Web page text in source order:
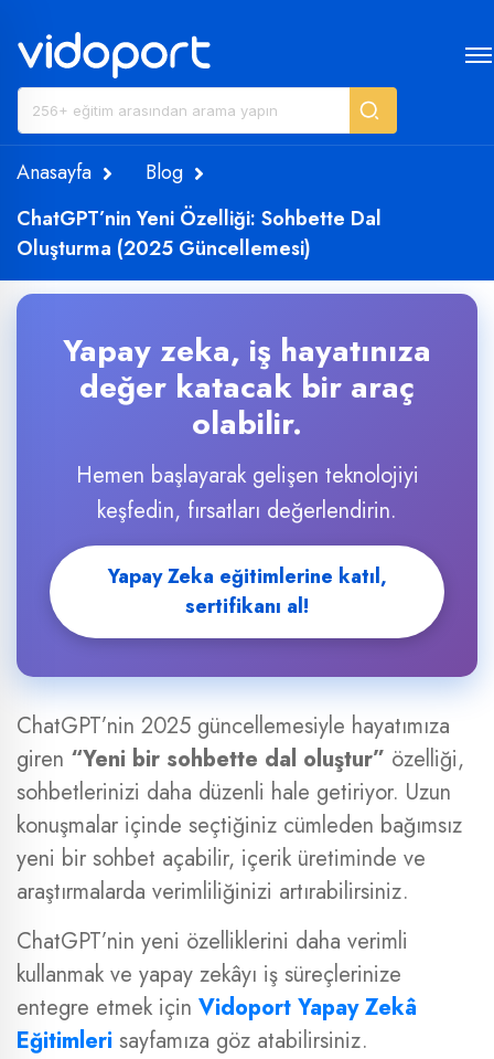
Anasayfa
Blog
ChatGPT’nin Yeni Özelliği: Sohbette Dal
Oluşturma (2025 Güncellemesi)
Yapay zeka, iş hayatınıza
değer katacak bir araç
olabilir.
Hemen başlayarak gelişen teknolojiyi
keşfedin, fırsatları değerlendirin.
Yapay Zeka eğitimlerine katıl,
sertifikanı al!
ChatGPT’nin 2025 güncellemesiyle hayatımıza
giren “Yeni bir sohbette dal oluştur” özelliği,
sohbetlerinizi daha düzenli hale getiriyor. Uzun
konuşmalar içinde seçtiğiniz cümleden bağımsız
yeni bir sohbet açabilir, içerik üretiminde ve
araştırmalarda verimliliğinizi artırabilirsiniz.
ChatGPT’nin yeni özelliklerini daha verimli
kullanmak ve yapay zekâyı iş süreçlerinize
entegre etmek için Vidoport Yapay Zekâ
Eğitimleri sayfamıza göz atabilirsiniz.